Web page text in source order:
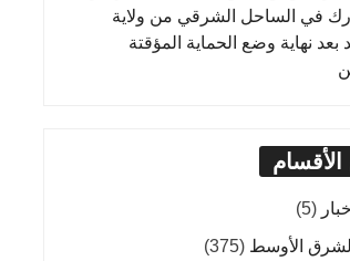
في الساحل الشرقي من ولاية
بعد نهاية وضع الحماية المؤقتة
(5)
الشرق الأوسط (375)